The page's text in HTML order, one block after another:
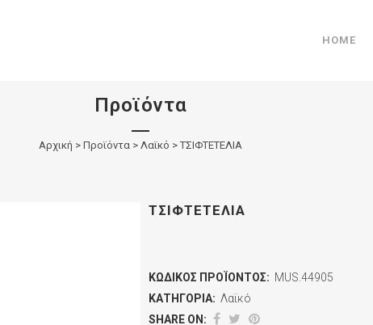
HOME
Προϊόντα
Αρχική > Προϊόντα > Λαϊκό > ΤΣΙΦΤΕΤΕΛΙΑ
ΤΣΙΦΤΕΤΕΛΙΑ
ΚΩΔΙΚΌΣ ΠΡΟΪΌΝΤΟΣ: MUS.44905
ΚΑΤΗΓΟΡΊΑ: Λαϊκό
SHARE ON: